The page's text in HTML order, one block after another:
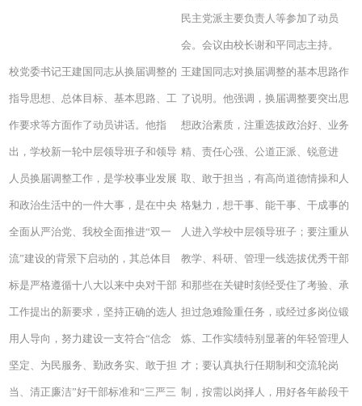
民主党派主要负责人等参加了动员
会。会议由校长谢和平同志主持。
校党委书记王建国同志从换届调整的
指导思想、总体目标、基本思路、工
作要求等方面作了动员讲话。他指
出，学校新一轮中层领导班子和领导
人员换届调整工作，是学校事业发展
和政治生活中的一件大事，是在中央
全面从严治党、我校全面推进“双一
流”建设的背景下启动的，其总体目
标是严格遵循十八大以来中央对干部
工作提出的新要求，坚持正确的选人
用人导向，努力建设一支符合“信念
坚定、为民服务、勤政务实、敢于担
当、清正廉洁”好干部标准和“三严三
王建国同志对换届调整的基本思路作
了说明。他强调，换届调整要突出思
想政治素质，注重选拔政治好、业务
精、责任心强、公道正派、锐意进
取、敢于担当，有高尚道德情操和人
格魅力，想干事、能干事、干成事的
人进入学校中层领导班子；要注重从
教学、科研、管理一线选拔优秀干部
和那些在关键时刻经受住了考验、承
担过急难险重任务，或经过多岗位锻
炼、工作实绩特别显著的年轻管理人
才；要认真执行任期制和交流轮岗
制，按需以岗择人，用好各年龄段干